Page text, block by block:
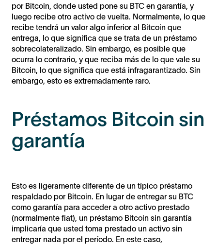
por Bitcoin, donde usted pone su BTC en garantía, y
luego recibe otro activo de vuelta. Normalmente, lo que
recibe tendrá un valor algo inferior al Bitcoin que
entrega, lo que significa que se trata de un préstamo
sobrecolateralizado. Sin embargo, es posible que
ocurra lo contrario, y que reciba más de lo que vale su
Bitcoin, lo que significa que está infragarantizado. Sin
embargo, esto es extremadamente raro.
Préstamos Bitcoin sin
garantía
Esto es ligeramente diferente de un típico préstamo
respaldado por Bitcoin. En lugar de entregar su BTC
como garantía para acceder a otro activo prestado
(normalmente fiat), un préstamo Bitcoin sin garantía
implicaría que usted toma prestado un activo sin
entregar nada por el período. En este caso,